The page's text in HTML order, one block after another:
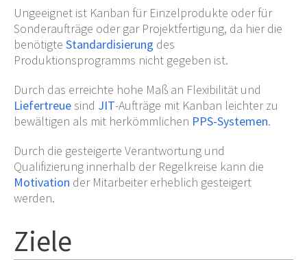
Ungeeignet ist Kanban für Einzelprodukte oder für
Sonderaufträge oder gar Projektfertigung, da hier die
benötigte Standardisierung des
Produktionsprogramms nicht gegeben ist.
Durch das erreichte hohe Maß an Flexibilität und
Liefertreue sind JIT-Aufträge mit Kanban leichter zu
bewältigen als mit herkömmlichen PPS-Systemen.
Durch die gesteigerte Verantwortung und
Qualifizierung innerhalb der Regelkreise kann die
Motivation der Mitarbeiter erheblich gesteigert
werden.
Ziele